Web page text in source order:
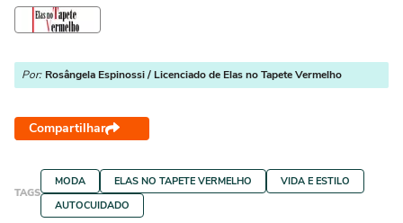
Por: Rosângela Espinossi / Licenciado de Elas no Tapete Vermelho
Compartilhar
TAGS
MODA ELAS NO TAPETE VERMELHO
VIDA E ESTILO
AUTOCUIDADO